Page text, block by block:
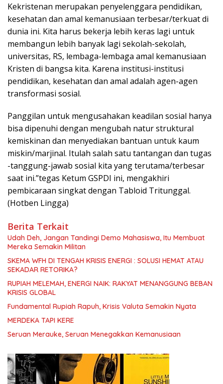
Kekristenan merupakan penyelenggara pendidikan,
kesehatan dan amal kemanusiaan terbesar/terkuat di
dunia ini. Kita harus bekerja lebih keras lagi untuk
membangun lebih banyak lagi sekolah-sekolah,
universitas, RS, lembaga-lembaga amal kemanusiaan
Kristen di bangsa kita. Karena institusi-institusi
pendidikan, kesehatan dan amal adalah agen-agen
transformasi sosial.
Panggilan untuk mengusahakan keadilan sosial hanya
bisa dipenuhi dengan mengubah natur struktural
kemiskinan dan menyediakan bantuan untuk kaum
miskin/marjinal. Itulah salah satu tantangan dan tugas
-tanggung-jawab sosial kita yang terutama/terbesar
saat ini.”tegas Ketum GSPDI ini, mengakhiri
pembicaraan singkat dengan Tabloid Tritunggal.
(Hotben Lingga)
Berita Terkait
Udah Deh, Jangan Tandingi Demo Mahasiswa, Itu Membuat
Mereka Semakin Militan
SKEMA WFH DI TENGAH KRISIS ENERGI : SOLUSI HEMAT ATAU
SEKADAR RETORIKA?
RUPIAH MELEMAH, ENERGI NAIK: RAKYAT MENANGGUNG BEBAN
KRISIS GLOBAL
Fundamental Rupiah Rapuh, Krisis Valuta Semakin Nyata
MERDEKA TAPI KERE
Seruan Merauke, Seruan Menegakkan Kemanusiaan